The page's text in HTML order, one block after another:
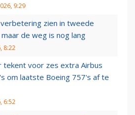
9:29
zien in tweede
de weg is nog lang
8:22
tekent voor zes extra Airbus
om laatste Boeing 757's af te
6:52